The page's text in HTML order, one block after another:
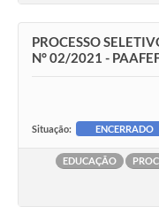
PROCESSO
N° 02/2021 -
Situação: ENCERRADO
EDUCAÇÃO